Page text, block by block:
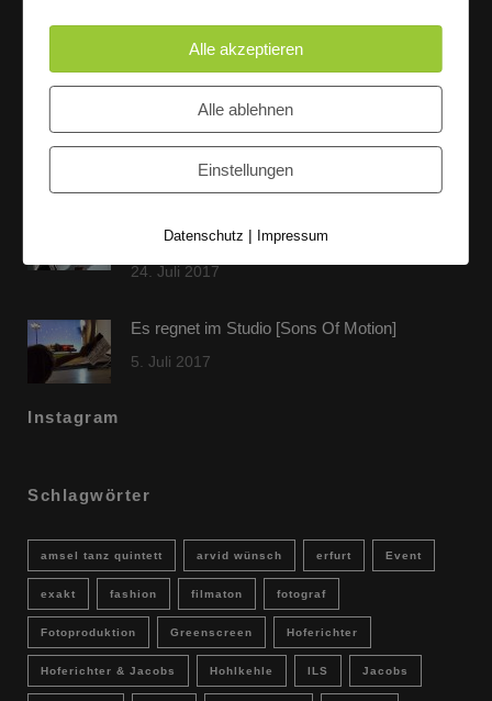
60 Jahre WG UNITAS eG [Scholz & Heinz]
9. Oktober 2017
Jehnichen]
24. Juli 2017
Es regnet im Studio [Sons Of Motion]
5. Juli 2017
Instagram
Schlagwörter
amsel tanz quintett arvid wünsch erfurt Event
exakt fashion filmaton fotograf
Fotoproduktion Greenscreen Hoferichter
Hoferichter & Jacobs Hohlkehle ILS Jacobs
Alle akzeptieren
Alle ablehnen
Einstellungen
Datenschutz | Impressum